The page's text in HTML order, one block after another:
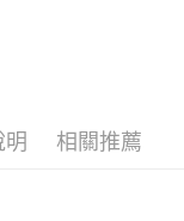
明 相關推薦